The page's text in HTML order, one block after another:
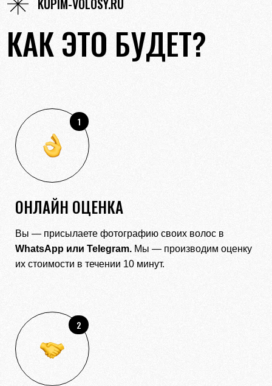
KUPIM-VOLOSY.RU
КАК ЭТО БУДЕТ?
1
ОНЛАЙН ОЦЕНКА
Вы — присылаете фотографию своих волос в
WhatsApp или Telegram. Мы — производим оценку
их стоимости в течении 10 минут.
2